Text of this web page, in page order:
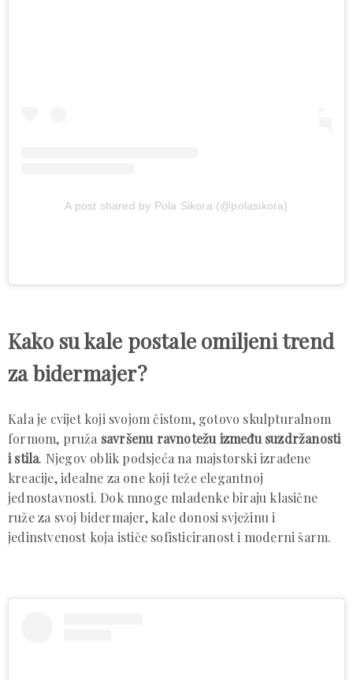
A post shared by Pola Sikora (@polasikora)
Kako su kale postale omiljeni trend
za bidermajer?
Kala je cvijet koji svojom čistom, gotovo skulpturalnom
formom, pruža savršenu ravnotežu između suzdržanosti
i stila. Njegov oblik podsjeća na majstorski izrađene
kreacije, idealne za one koji teže elegantnoj
jednostavnosti. Dok mnoge mladenke biraju klasične
ruže za svoj bidermajer, kale donosi svježinu i
jedinstvenost koja ističe sofisticiranost i moderni šarm.